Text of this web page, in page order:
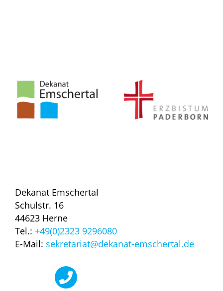
Dekanat Emschertal
Schulstr. 16
44623 Herne
Tel.: +49(0)2323 9296080
E-Mail: sekretariat@dekanat-emschertal.de